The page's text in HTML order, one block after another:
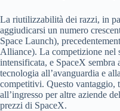
La riutilizzabilità dei razzi, in
aggiudicarsi un numero
Space Launch),
Alliance). La competizione nel
intensificata, e SpaceX sembra
tecnologia all’avanguardia e
competitivi. Questo vantaggio,
all’ingresso per altre aziende
prezzi di SpaceX.